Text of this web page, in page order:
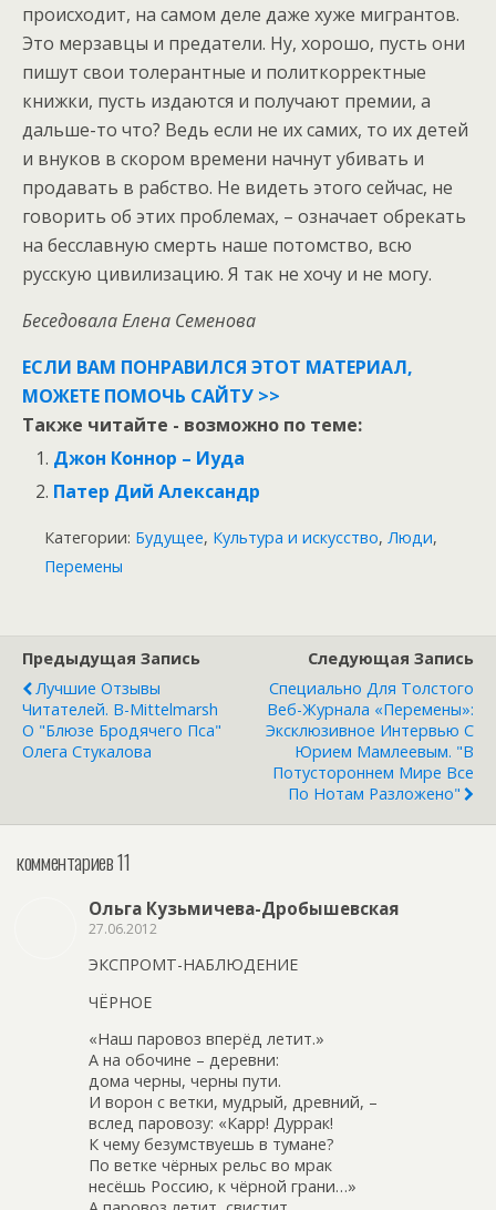
происходит, на самом деле даже хуже мигрантов.
Это мерзавцы и предатели. Ну, хорошо, пусть они
пишут свои толерантные и политкорректные
книжки, пусть издаются и получают премии, а
дальше-то что? Ведь если не их самих, то их детей
и внуков в скором времени начнут убивать и
продавать в рабство. Не видеть этого сейчас, не
говорить об этих проблемах, – означает обрекать
на бесславную смерть наше потомство, всю
русскую цивилизацию. Я так не хочу и не могу.
Беседовала Елена Семенова
ЕСЛИ ВАМ ПОНРАВИЛСЯ ЭТОТ МАТЕРИАЛ,
МОЖЕТЕ ПОМОЧЬ САЙТУ >>
Также читайте - возможно по теме:
Джон Коннор – Иуда
Патер Дий Александр
Категории: Будущее, Культура и искусство, Люди,
Перемены
Предыдущая Запись
Лучшие Отзывы
Читателей. B-Mittelmarsh
О "Блюзе Бродячего Пса"
Олега Стукалова
Следующая Запись
Специально Для Толстого
Веб-Журнала «Перемены»:
Эксклюзивное Интервью С
Юрием Мамлеевым. "В
Потустороннем Мире Все
По Нотам Разложено"
комментариев 11
Ольга Кузьмичева-Дробышевская
27.06.2012
ЭКСПРОМТ-НАБЛЮДЕНИЕ
ЧЁРНОЕ
«Наш паровоз вперёд летит.»
А на обочине – деревни:
дома черны, черны пути.
И ворон с ветки, мудрый, древний, –
вслед паровозу: «Карр! Дуррак!
К чему безумствуешь в тумане?
По ветке чёрных рельс во мрак
несёшь Россию, к чёрной грани…»